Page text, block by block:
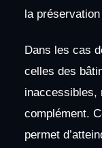
la
Dans les cas
celles des
inaccessibles,
complément.
permet